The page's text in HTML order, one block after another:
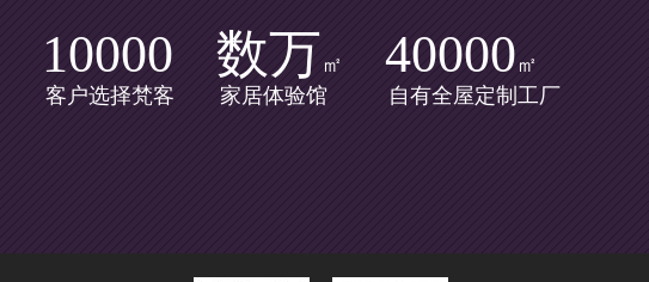
10000
客户选择梵客
数万㎡
家居体验馆
40000㎡
自有全屋定制工厂